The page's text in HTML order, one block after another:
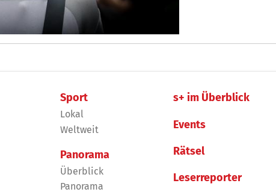
Sport
Lokal
Weltweit
Panorama
Überblick
Panorama
s+ im Überblick
Events
Rätsel
Leserreporter